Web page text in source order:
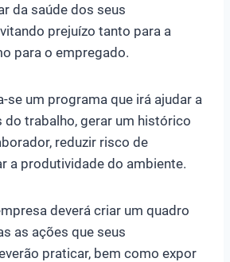
da saúde dos seus
prejuízo tanto para a
para o empregado.
se um programa que irá ajudar a
do trabalho, gerar um histórico
reduzir risco de
a produtividade do ambiente.
deverá criar um quadro
as ações que seus
praticar, bem como expor